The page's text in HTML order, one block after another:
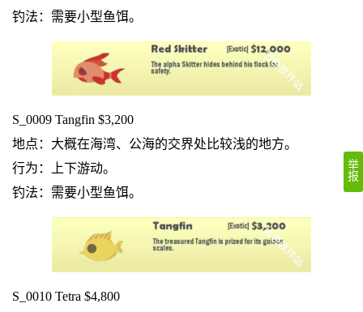
钓法：需要小型鱼饵。
S_0009 Tangfin $3,200
地点：大概在海湾、公海的交界处比较浅的地方。
行为：上下游动。
钓法：需要小型鱼饵。
S_0010 Tetra $4,800
举
报